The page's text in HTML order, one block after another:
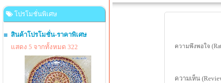
โปรโมชั่นพิเศษ
สินค้าโปรโมชั่น-ราคาพิเศษ
แสดง 5 จากทั้งหมด 322
ความพึงพอใจ
ความเห็น